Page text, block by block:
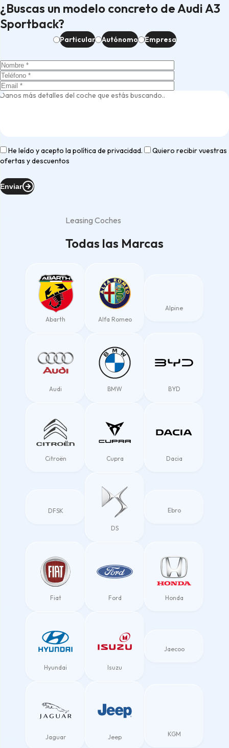
¿Buscas un modelo concreto de Audi A3
Sportback?
Particular Autónomo Empresa
He leído y acepto lapolítica de privacidad.
Quiero recibir vuestras
ofertas y descuentos
Enviar
Leasing Coches
Todas las Marcas
Abarth Alfa Romeo
Alpine
Audi BMW BYD
Citroën Cupra Dacia
DFSK
DS
Ebro
Fiat Ford Honda
Hyundai Isuzu
Jaecoo
Jaguar Jeep KGM